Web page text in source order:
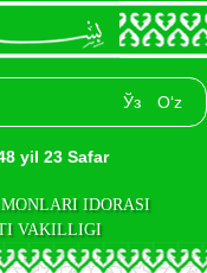
Ўз O‘z
yil 23 Safar
IDORASI
VAKILLIGI